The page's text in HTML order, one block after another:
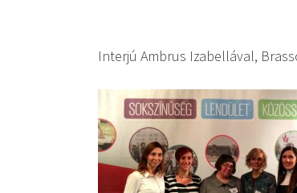
Interjú Ambrus Izabellával,